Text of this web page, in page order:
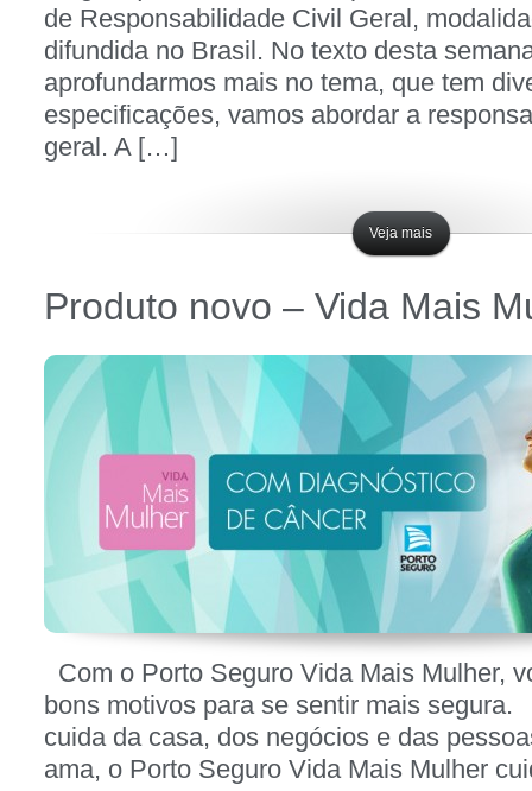
de Responsabilidade Civil Geral,
difundida no Brasil. No texto desta
aprofundarmos mais no tema, que tem
especificações, vamos abordar a
geral. A […]
Veja mais
Produto novo – Vida Mais
Postado em setembro 21, 2012 - 4:00 pm
Por
W4 Seguros
Postado em
Com o Porto Seguro Vida Mais Mulher,
bons motivos para se sentir mais
cuida da casa, dos negócios e das
ama, o Porto Seguro Vida Mais Mulher